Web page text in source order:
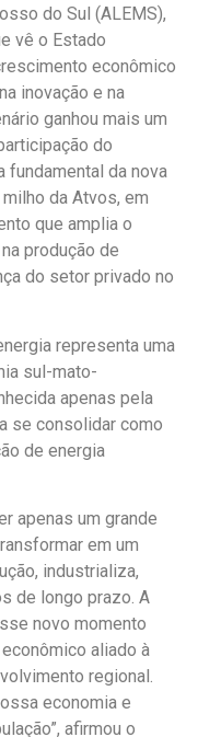
do Sul (ALEMS),
vê o Estado
econômico
inovação e na
ganhou mais um
do
fundamental da nova
da Atvos, em
que amplia o
produção de
do setor privado no
representa uma
sul-mato-
apenas pela
se consolidar como
de energia
apenas um grande
em um
industrializa,
de longo prazo. A
novo momento
aliado à
regional.
economia e
afirmou o